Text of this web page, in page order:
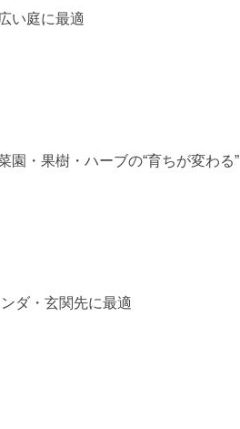
い庭に最適
園・果樹・ハーブの“育ちが変わる”
ダ・玄関先に最適